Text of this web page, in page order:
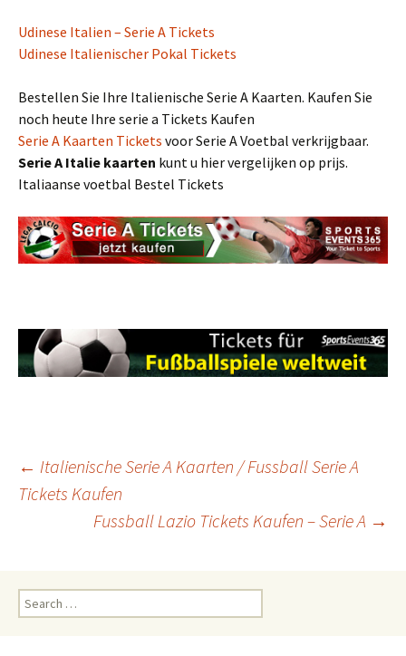
Udinese Italien – Serie A Tickets
Udinese Italienischer Pokal Tickets
Bestellen Sie Ihre Italienische Serie A Kaarten. Kaufen Sie
noch heute Ihre serie a Tickets Kaufen
Serie A Kaarten Tickets voor Serie A Voetbal verkrijgbaar.
Serie A Italie kaarten kunt u hier vergelijken op prijs.
Italiaanse voetbal Bestel Tickets
Post
navigation
← Italienische Serie A Kaarten / Fussball Serie A
Tickets Kaufen
Fussball Lazio Tickets Kaufen – Serie A →
Search
for: